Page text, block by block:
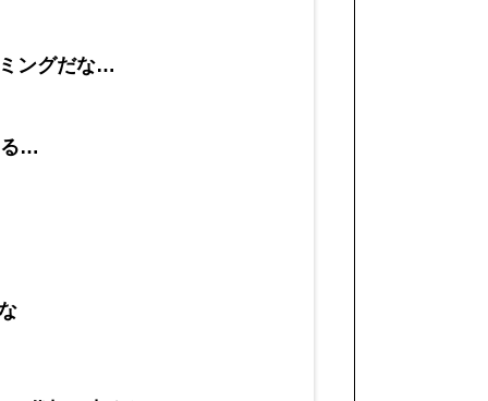
ングだな…
る…